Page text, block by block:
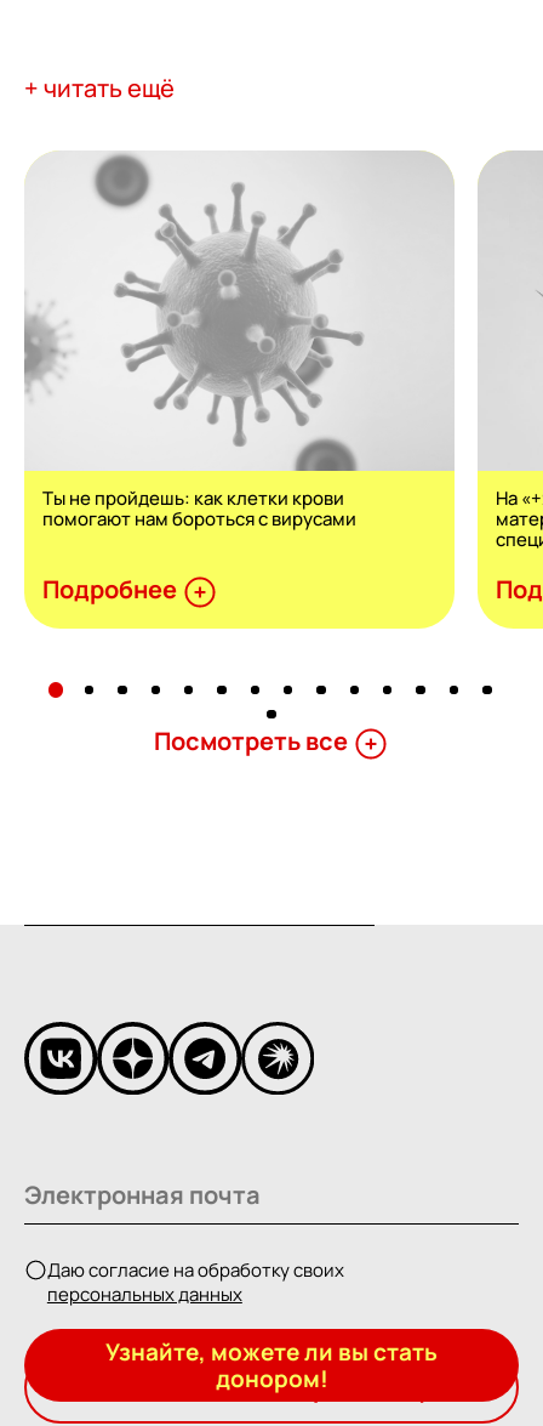
+ читать ещё
Ты не пройдешь: как клетки крови
помогают нам бороться с вирусами
Подробнее
На
Поcмотреть все
Даю согласие на обработку своих
персональных данных
Подписаться на рассылку
Узнайте, можете ли вы стать
донором!